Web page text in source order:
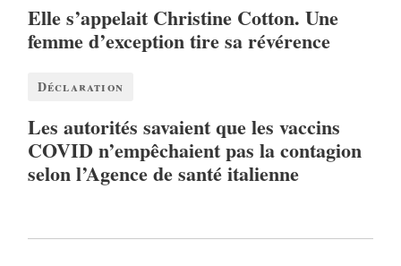
Elle s’appelait Christine Cotton. Une
femme d’exception tire sa révérence
Déclaration
Les autorités savaient que les vaccins
COVID n’empêchaient pas la contagion
selon l’Agence de santé italienne